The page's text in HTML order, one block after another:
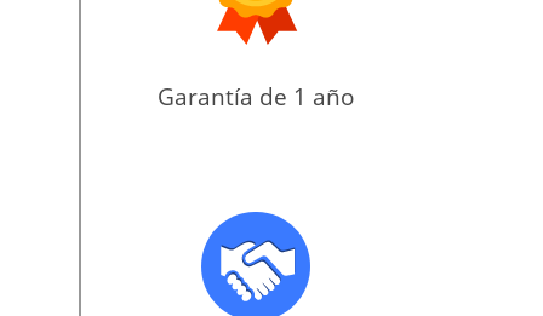
Garantía de 1 año